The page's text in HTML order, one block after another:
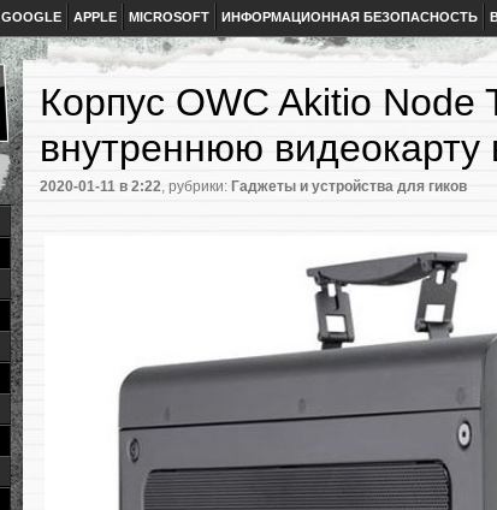
GOOGLE APPLE MICROSOFT ИНФОРМАЦИОННАЯ БЕЗОПАСНОСТЬ
Корпус OWC Akitio Node
внутреннюю
2020-01-11 в 2:22, рубрики: Гаджеты и устройства для гиков